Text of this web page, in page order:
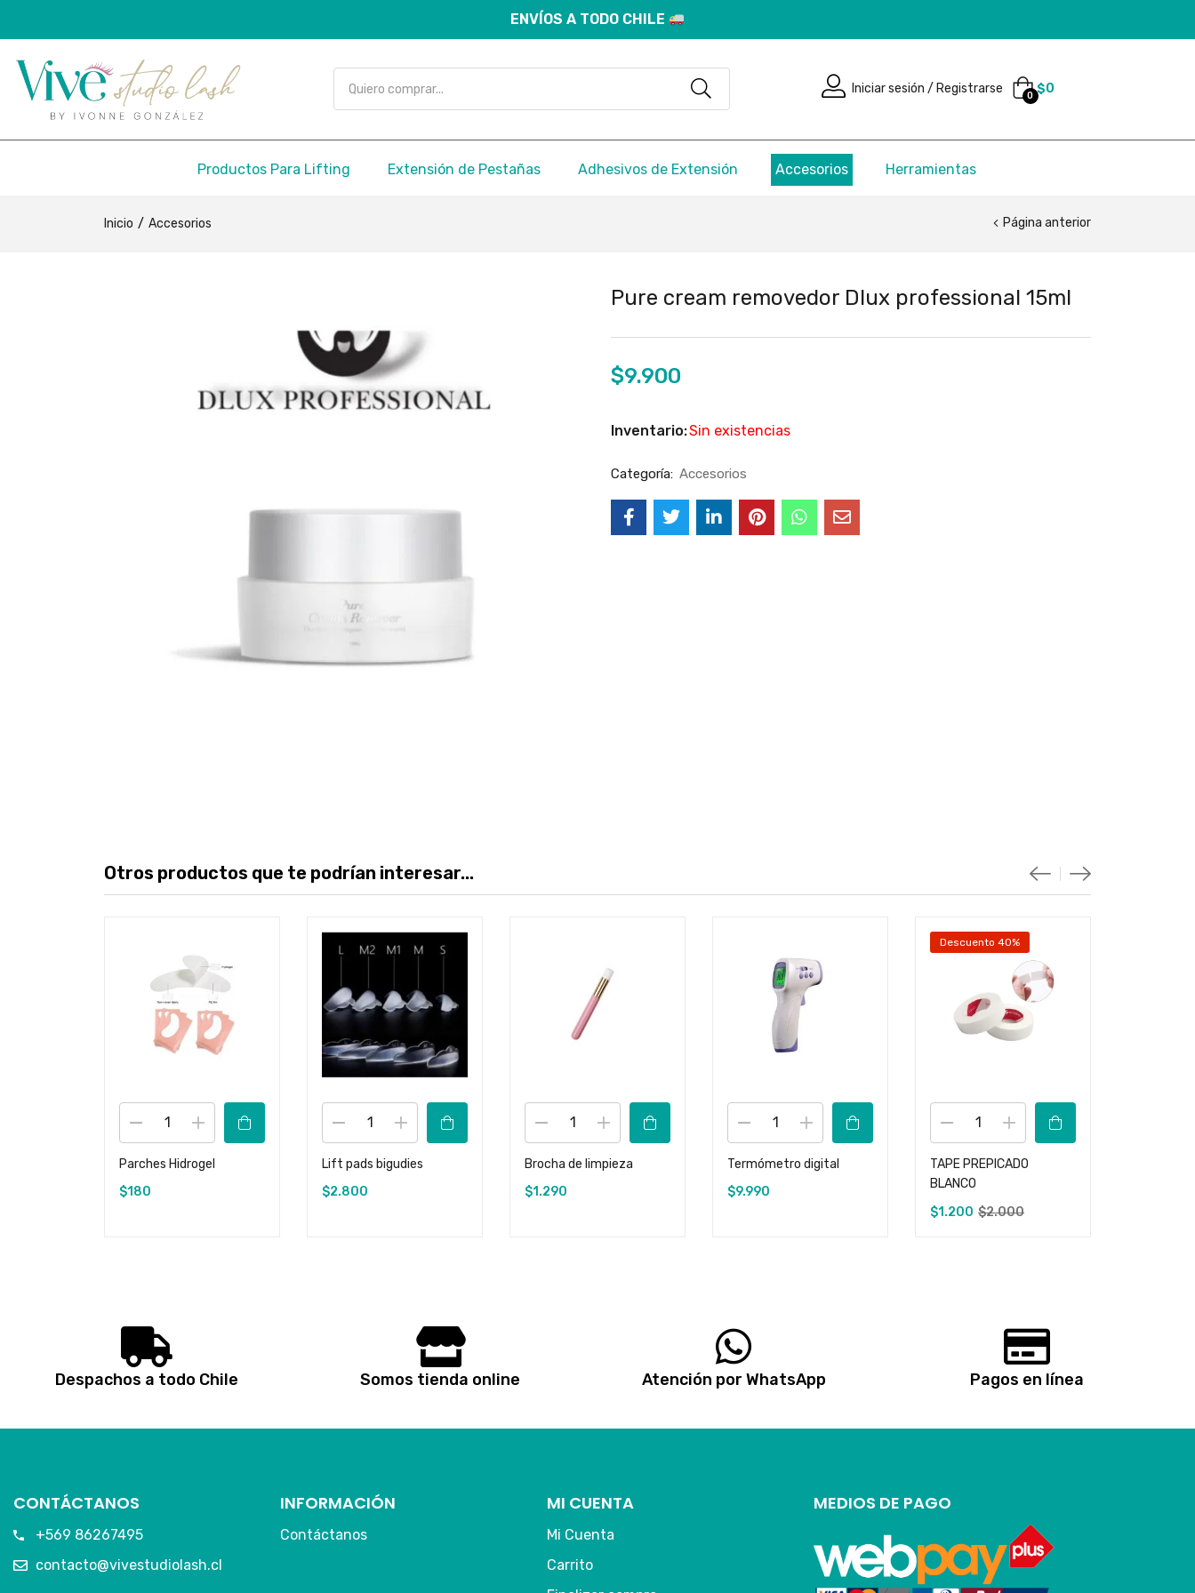
ENVÍOS A TODO CHILE
Iniciar sesión / Registrarse 0 $0
Productos Para Lifting Extensión de Pestañas Adhesivos de Extensión Accesorios Herramientas
Inicio Accesorios Página anterior
Pure cream removedor Dlux professional 15ml
$9.900
Inventario:Sin existencias
Categoría: Accesorios
Otros productos que te podrían interesar...
Parches Hidrogel
$180
Lift pads bigudies
$2.800
Brocha de limpieza
$1.290
Termómetro digital
$9.990
Descuento 40%
TAPE PREPICADO
BLANCO
$1.200 $2.000
Despachos a todo Chile Somos tienda online Atención por WhatsApp Pagos en línea
CONTÁCTANOS
+569 86267495
contacto@vivestudiolash.cl
INFORMACIÓN
Contáctanos
MI CUENTA
Mi Cuenta
Carrito
MEDIOS DE PAGO